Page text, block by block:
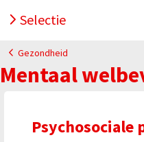
Selectie
Gezondheid
Mentaal
Psychosociale